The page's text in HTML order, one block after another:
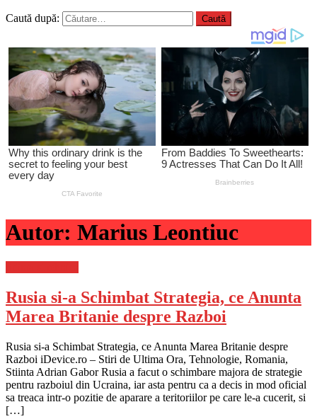
Caută după:
Autor: Marius Leontiuc
Rusia si-a Schimbat Strategia, ce Anunta
Marea Britanie despre Razboi
Rusia si-a Schimbat Strategia, ce Anunta Marea Britanie despre
Razboi iDevice.ro – Stiri de Ultima Ora, Tehnologie, Romania,
Stiinta Adrian Gabor Rusia a facut o schimbare majora de strategie
pentru razboiul din Ucraina, iar asta pentru ca a decis in mod oficial
sa treaca intr-o pozitie de aparare a teritoriilor pe care le-a cucerit, si
[…]